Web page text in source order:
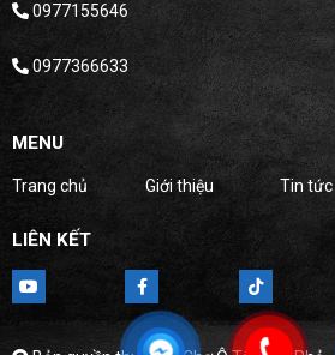
0977155646
0977366633
MENU
Trang chủ Giới thiệu Tin tức
LIÊN KẾT